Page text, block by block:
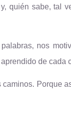
quién sabe, tal
nos
de cada
Porque